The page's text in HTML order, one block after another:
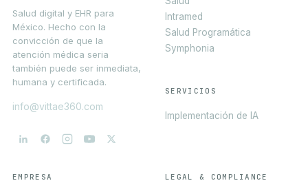
Salud digital y EHR para
México. Hecho con la
convicción de que la
atención médica seria
también puede ser inmediata,
humana y certificada.
info@vittae360.com
Intramed
Salud Programática
Symphonia
SERVICIOS
Implementación de IA
EMPRESA LEGAL & COMPLIANCE